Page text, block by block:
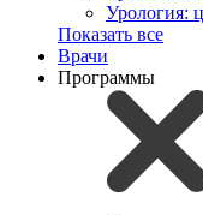
Урология:
Показать все
Врачи
Программы